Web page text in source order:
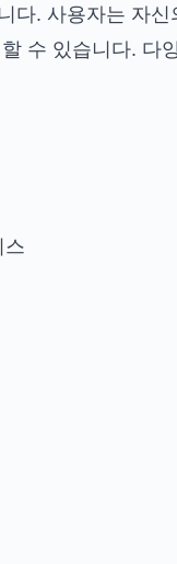
다. 사용자는 자
수 있습니다.
스